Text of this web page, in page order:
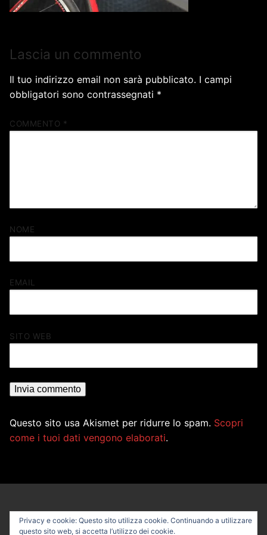
Lascia un commento
Il tuo indirizzo email non sarà pubblicato. I campi
obbligatori sono contrassegnati *
COMMENTO *
NOME
EMAIL
SITO WEB
Questo sito usa Akismet per ridurre lo spam. Scopri
come i tuoi dati vengono elaborati.
Privacy e cookie: Questo sito utilizza cookie. Continuando a utilizzare
questo sito web, si accetta l’utilizzo dei cookie.